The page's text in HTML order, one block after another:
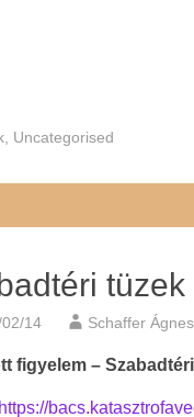
Uncategorised
14 Schaffer Ágnes
figyelem –
https://